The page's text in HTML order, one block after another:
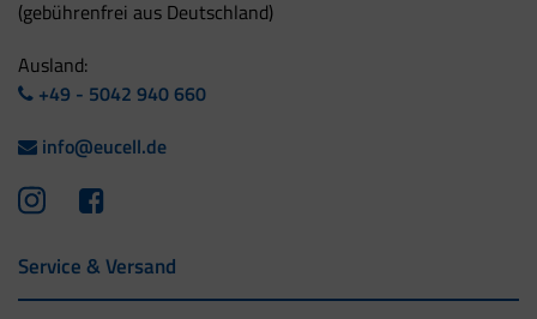
(gebührenfrei aus Deutschland)
Ausland:
+49 - 5042 940 660
info@eucell.de
Service & Versand